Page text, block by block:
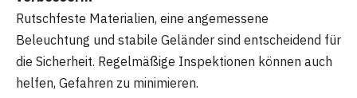
Rutschfeste Materialien, eine angemessene
Beleuchtung und stabile Geländer sind entscheidend für
die Sicherheit. Regelmäßige Inspektionen können auch
helfen, Gefahren zu minimieren.